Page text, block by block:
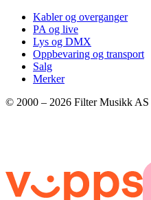
Kabler og overganger
PA og live
Lys og DMX
Oppbevaring og transport
Salg
Merker
© 2000 – 2026 Filter Musikk AS